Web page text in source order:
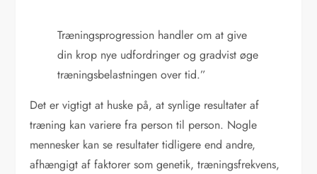
Træningsprogression handler om at give
din krop nye udfordringer og gradvist øge
træningsbelastningen over tid.”
Det er vigtigt at huske på, at synlige resultater af
træning kan variere fra person til person. Nogle
mennesker kan se resultater tidligere end andre,
afhængigt af faktorer som genetik, træningsfrekvens,